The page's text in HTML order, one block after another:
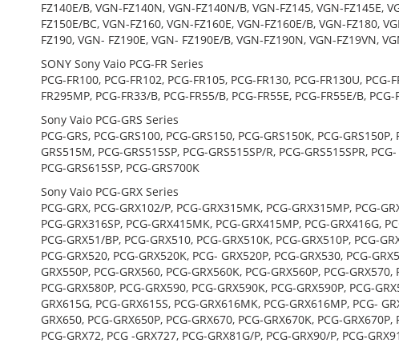
FZ140E/B, VGN-FZ140N, VGN-FZ140N/B, VGN-FZ145, VGN-FZ145E,
FZ150E/BC, VGN-FZ160, VGN-FZ160E, VGN-FZ160E/B, VGN-FZ180,
FZ190, VGN- FZ190E, VGN- FZ190E/B, VGN-FZ190N, VGN-FZ19VN,
SONY Sony Vaio PCG-FR Series
PCG-FR100, PCG-FR102, PCG-FR105, PCG-FR130, PCG-FR130U,
FR295MP, PCG-FR33/B, PCG-FR55/B, PCG-FR55E, PCG-FR55E/B,
Sony Vaio PCG-GRS Series
PCG-GRS, PCG-GRS100, PCG-GRS150, PCG-GRS150K, PCG-
GRS515M, PCG-GRS515SP, PCG-GRS515SP/R, PCG-GRS515SPR,
PCG-GRS615SP, PCG-GRS700K
Sony Vaio PCG-GRX Series
PCG-GRX, PCG-GRX102/P, PCG-GRX315MK, PCG-GRX315MP, PCG-
PCG-GRX316SP, PCG-GRX415MK, PCG-GRX415MP, PCG-GRX416G,
PCG-GRX51/BP, PCG-GRX510, PCG-GRX510K, PCG-GRX510P, PCG-
PCG-GRX520, PCG-GRX520K, PCG- GRX520P, PCG-GRX530, PCG-
GRX550P, PCG-GRX560, PCG-GRX560K, PCG-GRX560P, PCG-
PCG-GRX580P, PCG-GRX590, PCG-GRX590K, PCG-GRX590P, PCG-
GRX615G, PCG-GRX615S, PCG-GRX616MK, PCG-GRX616MP, PCG-
GRX650, PCG-GRX650P, PCG-GRX670, PCG-GRX670K, PCG-
PCG-GRX72, PCG -GRX727, PCG-GRX81G/P, PCG-GRX90/P, PCG-